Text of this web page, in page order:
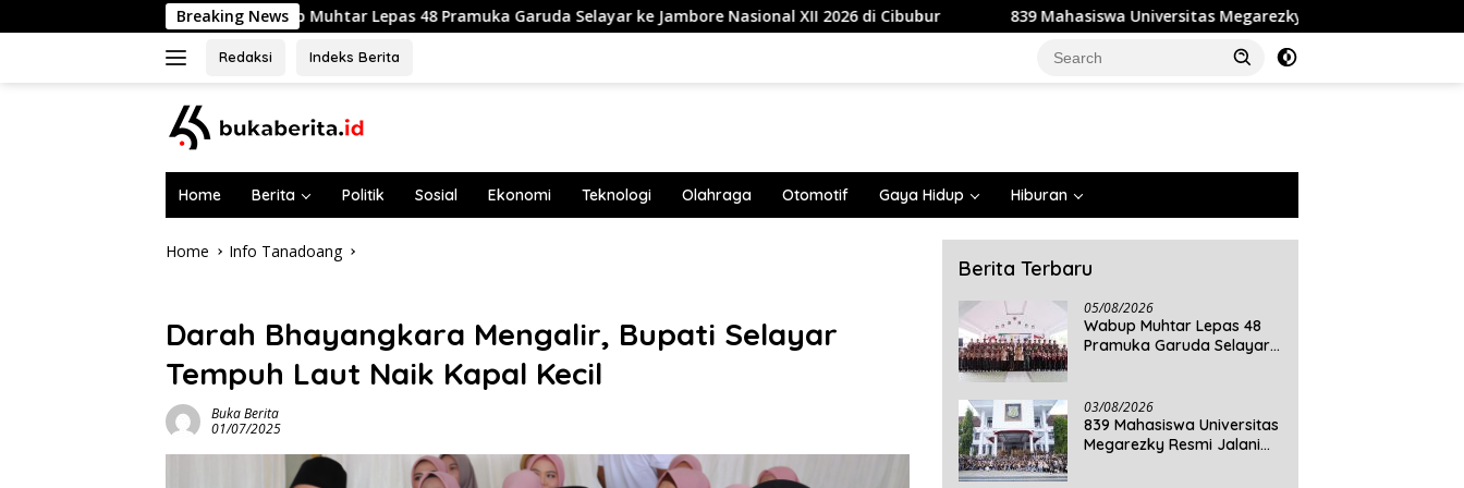
to
Breaking News
Wabup Muhtar Lepas 48 Pramuka Garuda Selayar ke Jambore Nasional XII 2026 di Cibubur 839 Mahasiswa Universitas Megarezky Resmi Jalani KKN Tematik, Siap Mengabdi di
Redaksi Indeks Berita
Home Berita Politik Sosial Ekonomi Teknologi Olahraga Otomotif Gaya Hidup Hiburan
Home Info Tanadoang
Darah Bhayangkara Mengalir, Bupati Selayar
Tempuh Laut Naik Kapal Kecil
Buka Berita
01/07/2025
Berita Terbaru
05/08/2026
Wabup Muhtar Lepas 48
Pramuka Garuda Selayar
03/08/2026
839 Mahasiswa Universitas
Megarezky Resmi Jalani